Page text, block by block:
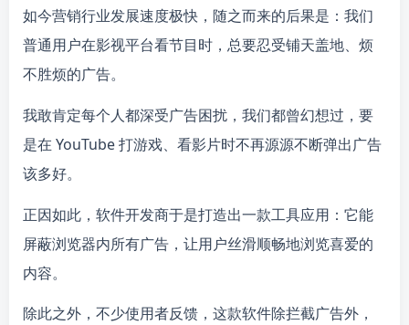
如今营销行业发展速度极快，随之而来的后果是：我们
普通用户在影视平台看节目时，总要忍受铺天盖地、烦
不胜烦的广告。
我敢肯定每个人都深受广告困扰，我们都曾幻想过，要
是在 YouTube 打游戏、看影片时不再源源不断弹出广告
该多好。
正因如此，软件开发商于是打造出一款工具应用：它能
屏蔽浏览器内所有广告，让用户丝滑顺畅地浏览喜爱的
内容。
除此之外，不少使用者反馈，这款软件除拦截广告外，